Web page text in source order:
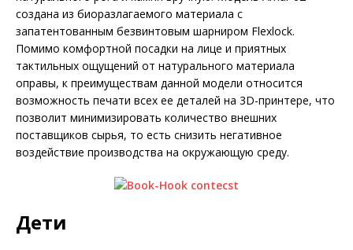
создана из биоразлагаемого материала с
запатентованным безвинтовым шарниром Flexlock.
Помимо комфортной посадки на лице и приятных
тактильных ощущений от натурального материала
оправы, к преимуществам данной модели относится
возможность печати всех ее деталей на 3D-принтере, что
позволит минимизировать количество внешних
поставщиков сырья, то есть снизить негативное
воздействие производства на окружающую среду.
Дети